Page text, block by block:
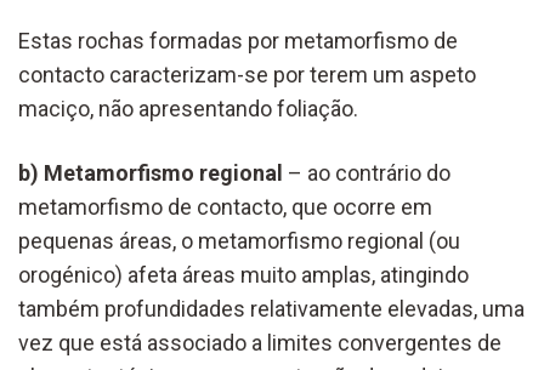
Estas rochas formadas por metamorfismo de
contacto caracterizam-se por terem um aspeto
maciço, não apresentando foliação.
b) Metamorfismo regional – ao contrário do
metamorfismo de contacto, que ocorre em
pequenas áreas, o metamorfismo regional (ou
orogénico) afeta áreas muito amplas, atingindo
também profundidades relativamente elevadas, uma
vez que está associado a limites convergentes de